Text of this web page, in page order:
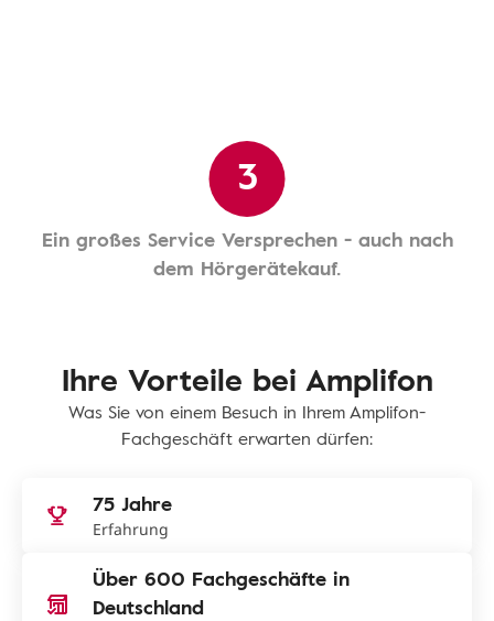
3
Ein großes Service Versprechen - auch nach
dem Hörgerätekauf.
Ihre Vorteile bei Amplifon
Was Sie von einem Besuch in Ihrem Amplifon-
Fachgeschäft erwarten dürfen:
75 Jahre
Erfahrung
Über 600 Fachgeschäfte in
Deutschland